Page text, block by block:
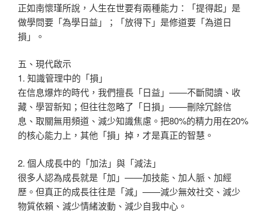
正如南懷瑾所說，人生在世要有兩種能力：「提得起」是
做學問要「為學日益」；「放得下」是修道要「為道日
損」。
五、現代啟示
1. 知識管理中的「損」
在信息爆炸的時代，我們擅長「日益」——不斷閱讀、收
藏、學習新知；但往往忽略了「日損」——刪除冗餘信
息、取關無用頻道、減少知識焦慮。把80%的精力用在20%
的核心能力上，其他「損」掉，才是真正的智慧。
2. 個人成長中的「加法」與「減法」
很多人認為成長就是「加」——加技能、加人脈、加經
歷。但真正的成長往往是「減」——減少無效社交、減少
物質依賴、減少情緒波動、減少自我中心。